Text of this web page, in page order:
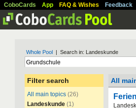
CoboCards App FAQ & Wishes Feedback
Whole Pool | Search in: Landeskunde
Filter search
All main topics (26)
Landeskunde (1)
All